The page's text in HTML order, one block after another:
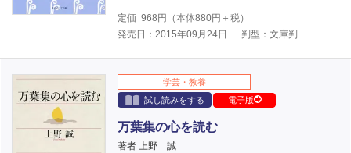
定価 968 円（本体880円＋税）
発売日：2015年09月24日
判型：文庫判
学芸・教養
試し読みをする
電子版
万葉集の心を読む
著者 上野 誠